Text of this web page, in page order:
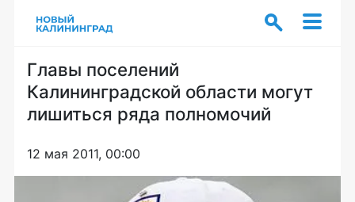
Главы поселений
Калининградской области могут
лишиться ряда полномочий
12 мая 2011, 00:00